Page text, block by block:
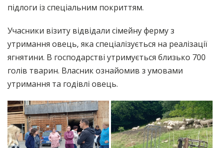
підлоги із спеціальним покриттям.
Учасники візиту відвідали сімейну ферму з
утримання овець, яка спеціалізується на реалізації
ягнятини. В господарстві утримується близько 700
голів тварин. Власник ознайомив з умовами
утримання та годівлі овець.